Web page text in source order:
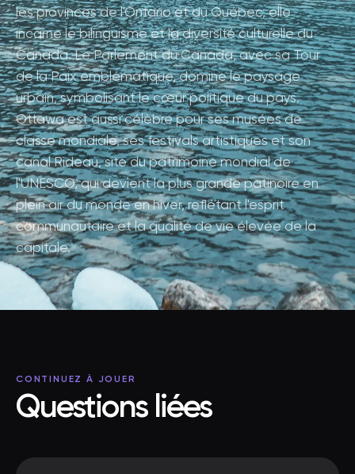
les provinces de l'Ontario et du Québec, elle
incarne le bilinguisme et la diversité culturelle du
Canada. Le Parlement du Canada, avec sa Tour
de la Paix emblématique, domine le paysage
urbain, symbolisant le cœur politique du pays.
Ottawa est aussi célèbre pour ses musées de
classe mondiale, ses festivals artistiques et son
canal Rideau, site du patrimoine mondial de
l'UNESCO, qui devient la plus grande patinoire en
plein air du monde en hiver, reflétant l'esprit
communautaire et la qualité de vie élevée de la
capitale.
CONTINUEZ À JOUER
Questions liées